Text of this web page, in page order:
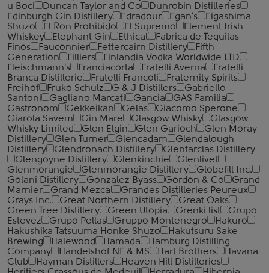
u Boci
Duncan Taylor and Co
Dunrobin Distilleries
Edinburgh Gin Distillery
Edradour Egan's
Eigashima
Shuzo
El Ron Prohibido El Supremo
Element Irish
Whiskey
Elephant Gin Ethical
Fabrica de Tequilas
Finos
Fauconnier Fettercairn Distillery
Fifth
Generation
Filliers
Finlandia Vodka Worldwide LTD
Fleischmann's
Franciacorta Fratelli Averna
Fratelli
Branca Distillerie
Fratelli ‎Francoli
Fraternity Spirits
Freihof
Fruko Schulz G & J Distillers
Gabriello
Santoni
Gagliano Marcati Gancia
GAS Familia
Gastronom
Gekkeikan Gelas
Giacomo Sperone
Giarola Savem
Gin Mare Glasgow Whisky
Glasgow
Whisky Limited
Glen Elgin Glen Garioch
Glen Moray
Distillery
Glen Turner Glencadam
Glendalough
Distillery
Glendronach Distillery
Glenfarclas Distillery
Glengoyne Distillery
Glenkinchie
Glenlivet
Glenmorangie
Glenmorangie Distillery
Globefill Inc.
Golani Distillery
Gonzalez Byass Gordon & Co
Grand
Marnier
Grand Mezcal
Grandes Distilleries Peureux
Grays Inc.
Great Northern Distillery
Great Oaks
Green Tree Distillery
Green Utopia Grenki list
Grupo
Estevez
Grupo Pellas Gruppo Montenegro
Hakuro
Hakushika Tatsuuma Honke Shuzo
Hakutsuru Sake
Brewing
Halewood Hamada
Hamburg Distilling
Company
Handelshof NF & MS Hart Brothers
Havana
Club
Hayman Distillers
Heaven Hill Distilleries